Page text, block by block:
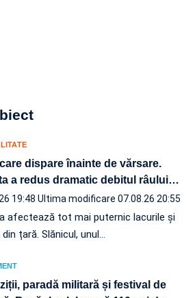
dispare înainte de vărsare.
a redus dramatic debitul râului…
19:48 Ultima modificare 07.08.26 20:55
afectează tot mai puternic lacurile și
din țară. Slănicul, unul…
paradă militară și festival de